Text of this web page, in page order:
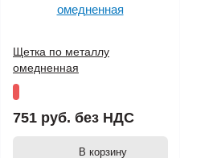
Щетка по металлу
омедненная
751 руб. без НДС
В корзину